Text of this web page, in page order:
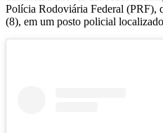
Polícia Rodoviária Federal (PRF),
(8), em um posto policial